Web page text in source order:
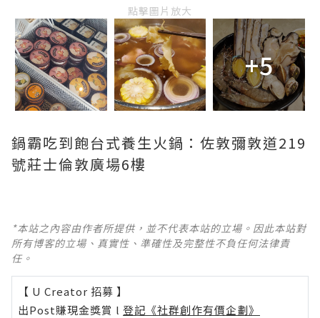
點擊圖片放大
+5
鍋霸吃到飽台式養生火鍋：佐敦彌敦道219
號莊士倫敦廣場6樓
*本站之內容由作者所提供，並不代表本站的立場。因此本站對
所有博客的立場、真實性、準確性及完整性不負任何法律責
任。
【 U Creator 招募 】
出Post賺現金獎賞 l 登記《社群創作有價企劃》